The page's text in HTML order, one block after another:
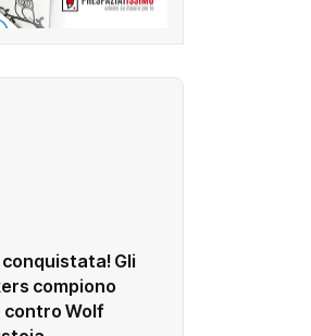
Gli
compiono
contro Wolf